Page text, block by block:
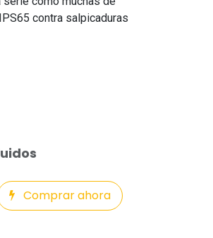
contra salpicaduras
Comprar ahora